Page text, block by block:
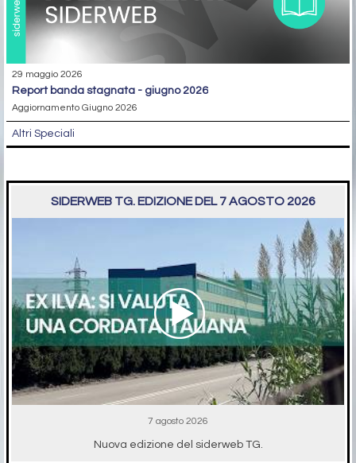
29 maggio 2026
report banda stagnata - giugno 2026
Aggiornamento Giugno 2026
Altri Speciali
SIDERWEB TG. EDIZIONE DEL 7 AGOSTO 2026
7 agosto 2026
Nuova edizione del siderweb TG.